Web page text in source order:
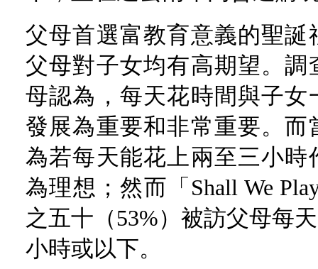
父母首選富教育意義的聖
父母對子女均有高期望。
母認為，每天花時間與子
發展為重要和非常重要。
為若每天能花上兩至三小
為理想；然而「Shall We
之五十（53%）被訪父母每
小時或以下。